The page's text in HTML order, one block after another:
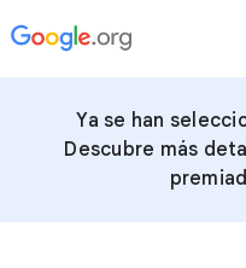
Ya se han
Descubre más